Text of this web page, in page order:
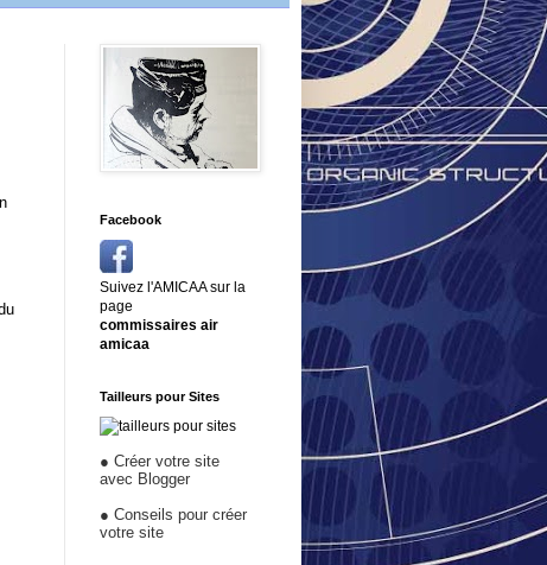
Facebook
Suivez l'AMICAA sur la
page
commissaires air
amicaa
Tailleurs pour Sites
● Créer votre site
avec Blogger
● Conseils pour créer
votre site